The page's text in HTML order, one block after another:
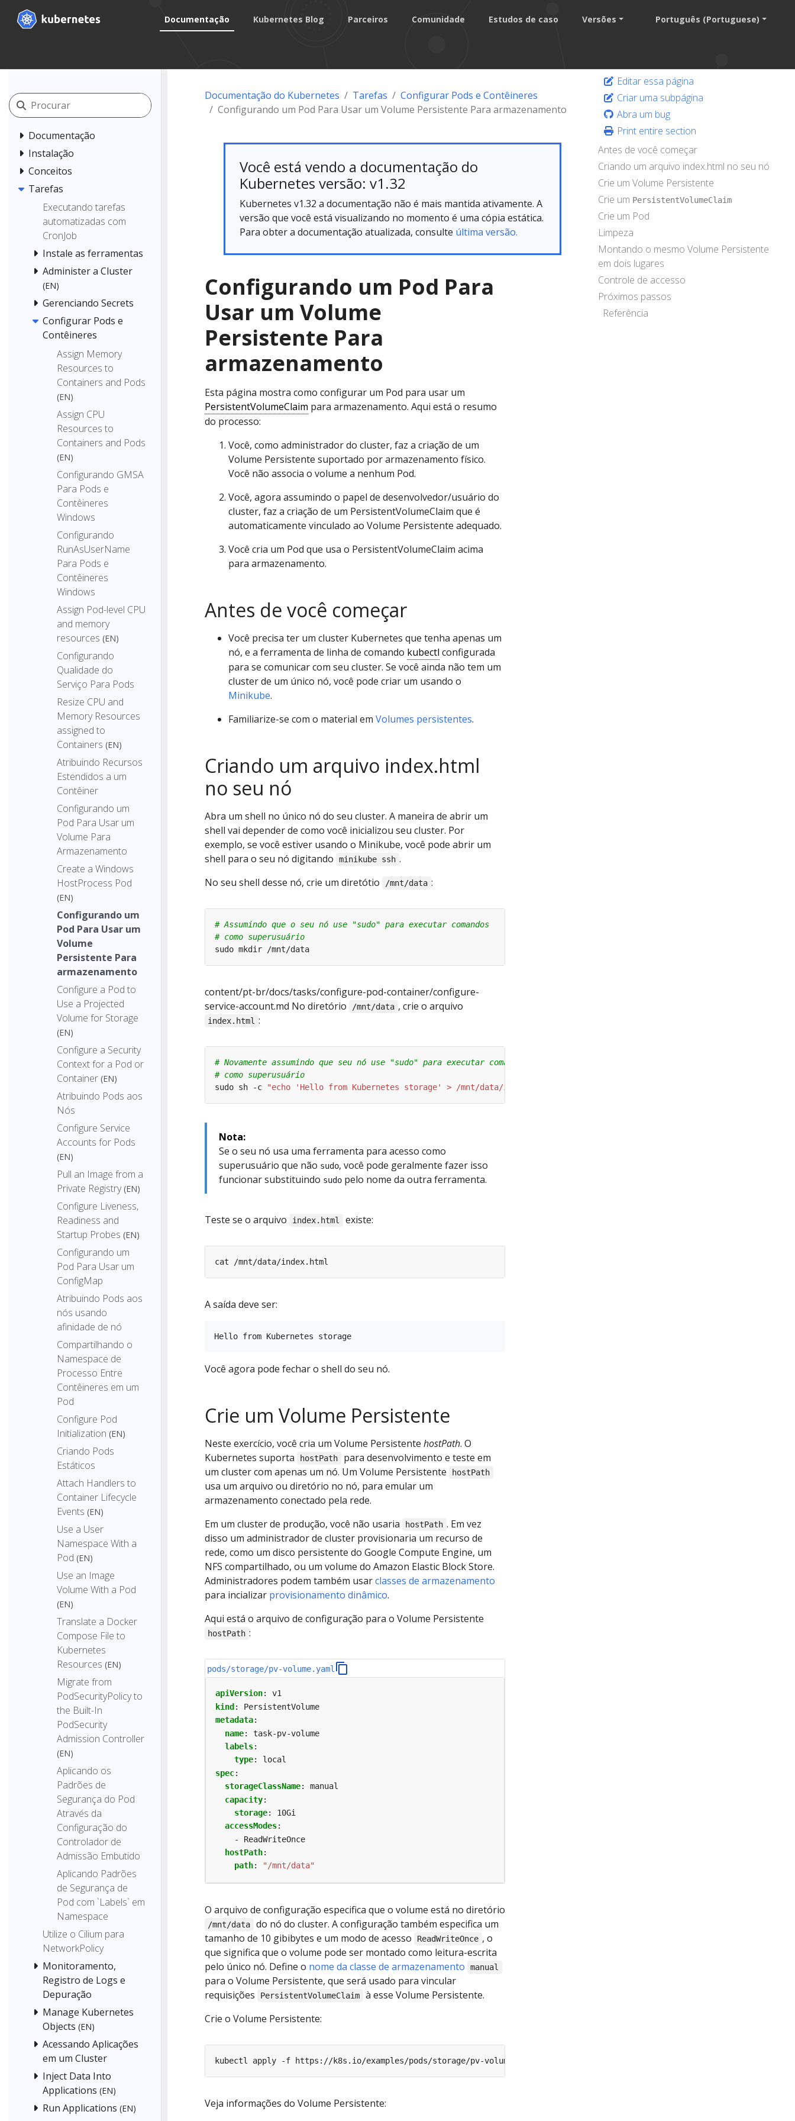
Documentação Kubernetes Blog Parceiros Comunidade Estudos de caso Versões Português (Portuguese)
Documentação
Instalação
Conceitos
Tarefas
Executando tarefas
automatizadas com
CronJob
Instale as ferramentas
Administer a Cluster
(EN)
Gerenciando Secrets
Configurar Pods e
Contêineres
Assign Memory
Resources to
Containers and Pods
(EN)
Assign CPU
Resources to
Containers and Pods
(EN)
Configurando GMSA
Para Pods e
Contêineres
Windows
Configurando
RunAsUserName
Para Pods e
Contêineres
Windows
Assign Pod-level CPU
and memory
resources (EN)
Configurando
Qualidade do
Serviço Para Pods
Resize CPU and
Memory Resources
assigned to
Containers (EN)
Atribuindo Recursos
Estendidos a um
Contêiner
Configurando um
Pod Para Usar um
Volume Para
Armazenamento
Create a Windows
HostProcess Pod
(EN)
Configurando um
Pod Para Usar um
Volume
Persistente Para
armazenamento
Configure a Pod to
Use a Projected
Volume for Storage
(EN)
Configure a Security
Context for a Pod or
Container (EN)
Atribuindo Pods aos
Nós
Configure Service
Accounts for Pods
(EN)
Pull an Image from a
Private Registry (EN)
Configure Liveness,
Readiness and
Startup Probes (EN)
Configurando um
Pod Para Usar um
ConfigMap
Atribuindo Pods aos
nós usando
afinidade de nó
Compartilhando o
Namespace de
Processo Entre
Contêineres em um
Pod
Configure Pod
Initialization (EN)
Criando Pods
Estáticos
Attach Handlers to
Container Lifecycle
Events (EN)
Use a User
Namespace With a
Pod (EN)
Use an Image
Volume With a Pod
(EN)
Translate a Docker
Compose File to
Kubernetes
Resources (EN)
Migrate from
PodSecurityPolicy to
the Built-In
PodSecurity
Admission Controller
(EN)
Aplicando os
Padrões de
Segurança do Pod
Através da
Configuração do
Controlador de
Admissão Embutido
Aplicando Padrões
de Segurança de
Pod com `Labels` em
Namespace
Utilize o Cilium para
NetworkPolicy
Monitoramento,
Registro de Logs e
Depuração
Manage Kubernetes
Objects (EN)
Acessando Aplicações
em um Cluster
Inject Data Into
Applications (EN)
Run Applications (EN)
Documentação do Kubernetes Tarefas
Configurar Pods e Contêineres
Configurando um Pod Para Usar um Volume Persistente Para armazenamento
Você está vendo a documentação do
Kubernetes versão: v1.32
Kubernetes v1.32 a documentação não é mais mantida ativamente. A
versão que você está visualizando no momento é uma cópia estática.
Para obter a documentação atualizada, consulte última versão.
Configurando um Pod Para
Usar um Volume
Persistente Para
armazenamento
Esta página mostra como configurar um Pod para usar um
PersistentVolumeClaim para armazenamento. Aqui está o resumo
do processo:
Você, como administrador do cluster, faz a criação de um
Volume Persistente suportado por armazenamento físico.
Você não associa o volume a nenhum Pod.
Você, agora assumindo o papel de desenvolvedor/usuário do
cluster, faz a criação de um PersistentVolumeClaim que é
automaticamente vinculado ao Volume Persistente adequado.
Você cria um Pod que usa o PersistentVolumeClaim acima
para armazenamento.
Antes de você começar
Você precisa ter um cluster Kubernetes que tenha apenas um
nó, e a ferramenta de linha de comando kubectl configurada
para se comunicar com seu cluster. Se você ainda não tem um
cluster de um único nó, você pode criar um usando o
Minikube.
Familiarize-se com o material em Volumes persistentes.
Criando um arquivo index.html
no seu nó
Abra um shell no único nó do seu cluster. A maneira de abrir um
shell vai depender de como você inicializou seu cluster. Por
exemplo, se você estiver usando o Minikube, você pode abrir um
shell para o seu nó digitando
minikube ssh .
No seu shell desse nó, crie um diretótio
/mnt/data :
# Assumindo que o seu nó use "sudo" para executar comandos
# como superusuário
sudo mkdir /mnt/data
content/pt-br/docs/tasks/configure-pod-container/configure-
service-account.md No diretório
/mnt/data , crie o arquivo
index.html :
# Novamente assumindo que seu nó use "sudo" para executar comandos
# como superusuário
sudo sh -c
"echo 'Hello from Kubernetes storage' > /mnt/data/index.html"
Nota:
Se o seu nó usa uma ferramenta para acesso como
superusuário que não sudo, você pode geralmente fazer isso
funcionar substituindo sudopelo nome da outra ferramenta.
Teste se o arquivo index.html existe:
A saída deve ser:
Hello from Kubernetes storage
Você agora pode fechar o shell do seu nó.
Crie um Volume Persistente
Neste exercício, você cria um Volume Persistente hostPath. O
Kubernetes suporta
hostPath
para desenvolvimento e teste em
um cluster com apenas um nó. Um Volume Persistente
hostPath
usa um arquivo ou diretório no nó, para emular um
armazenamento conectado pela rede.
Em um cluster de produção, você não usaria
hostPath . Em vez
disso um administrador de cluster provisionaria um recurso de
rede, como um disco persistente do Google Compute Engine, um
NFS compartilhado, ou um volume do Amazon Elastic Block Store.
Administradores podem também usarclasses de armazenamento
para incializar provisionamento dinâmico.
Aqui está o arquivo de configuração para o Volume Persistente
hostPath :
pods/storage/pv-volume.yaml
apiVersion:
v1
kind :
PersistentVolume
metadata:
name:
task-pv-volume
labels:
type:
local
spec:
storageClassName:
manual
capacity:
storage:
10Gi
accessModes:
- ReadWriteOnce
hostPath:
path: "/mnt/data"
O arquivo de configuração especifica que o volume está no diretório
/mnt/data
do nó do cluster. A configuração também especifica um
tamanho de 10 gibibytes e um modo de acesso
ReadWriteOnce , o
que significa que o volume pode ser montado como leitura-escrita
pelo único nó. Define o nome da classe de armazenamento manual
para o Volume Persistente, que será usado para vincular
requisições
PersistentVolumeClaim
à esse Volume Persistente.
Crie o Volume Persistente:
Veja informações do Volume Persistente:
Editar essa página
Criar uma subpágina
Abra um bug
Print entire section
Antes de você começar
Criando um arquivo index.html no seu nó
Crie um Volume Persistente
Crie um PersistentVolumeClaim
Crie um Pod
Limpeza
Montando o mesmo Volume Persistente
em dois lugares
Controle de accesso
Próximos passos
Referência